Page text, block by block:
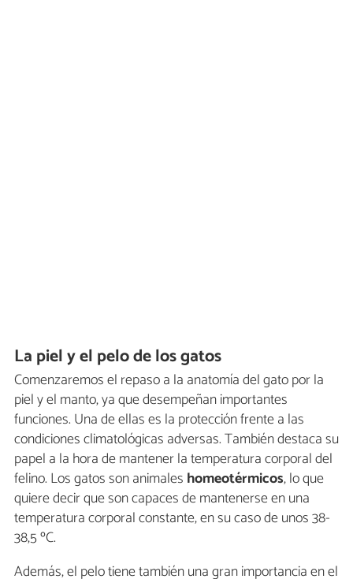
La piel y el pelo de los gatos
Comenzaremos el repaso a la anatomía del gato por la
piel y el manto, ya que desempeñan importantes
funciones. Una de ellas es la protección frente a las
condiciones climatológicas adversas. También destaca su
papel a la hora de mantener la temperatura corporal del
felino. Los gatos son animales homeotérmicos, lo que
quiere decir que son capaces de mantenerse en una
temperatura corporal constante, en su caso de unos 38-
38,5 ºC.
Además, el pelo tiene también una gran importancia en el